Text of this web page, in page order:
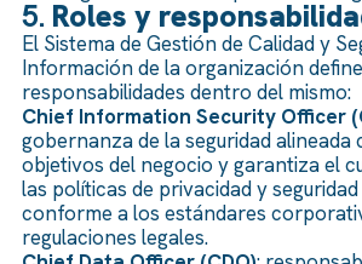
5. Roles y
El Sistema de Gestión de Calidad y
Información de la organización
responsabilidades dentro del mismo:
Chief Information Security Officer
gobernanza de la seguridad alineada
objetivos del negocio y garantiza el
las políticas de privacidad y
conforme a los estándares
regulaciones legales.